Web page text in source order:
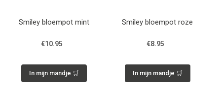
Smiley bloempot mint
€10.95
In mijn mandje 🛒
Smiley bloempot roze
€8.95
In mijn mandje 🛒